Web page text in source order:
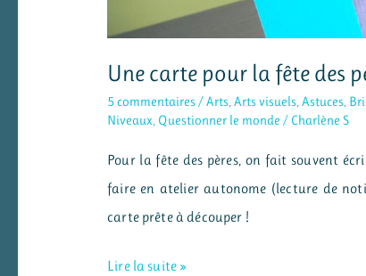
Une carte pour la fête des
5 commentaires/Arts,Arts visuels,Astuces,
Niveaux, Questionner le monde / Charlène S
Pour la fête des pères, on fait souvent
faire en atelier autonome (lecture de
carte prête à découper !
Une
Lire la suite »